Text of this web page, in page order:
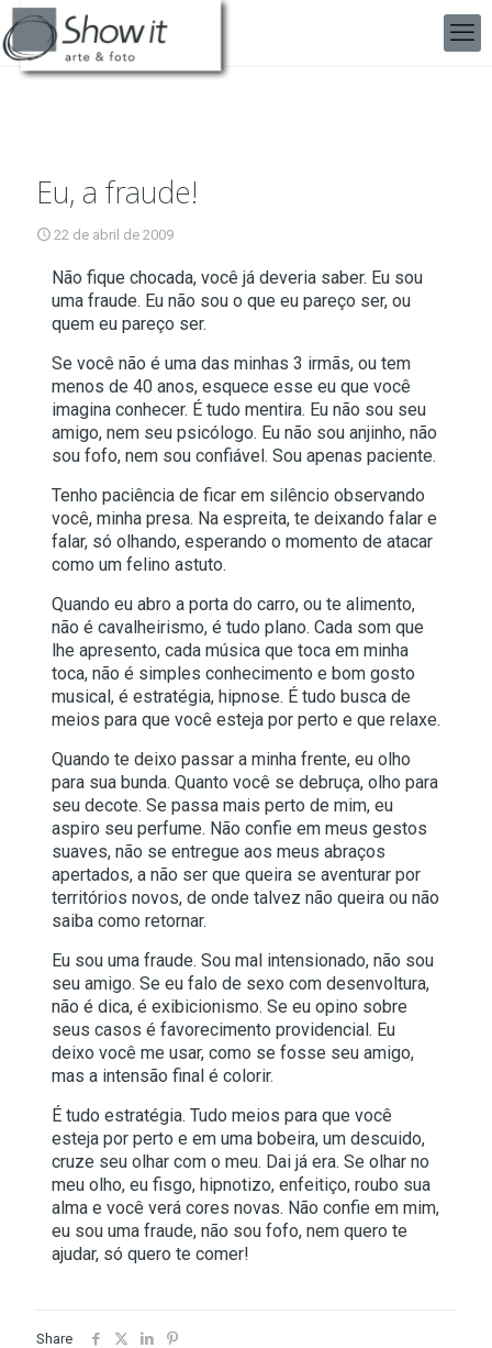
Eu, a fraude!
22 de abril de 2009
Não fique chocada, você já deveria saber. Eu sou
uma fraude. Eu não sou o que eu pareço ser, ou
quem eu pareço ser.
Se você não é uma das minhas 3 irmãs, ou tem
menos de 40 anos, esquece esse eu que você
imagina conhecer. É tudo mentira. Eu não sou seu
amigo, nem seu psicólogo. Eu não sou anjinho, não
sou fofo, nem sou confiável. Sou apenas paciente.
Tenho paciência de ficar em silêncio observando
você, minha presa. Na espreita, te deixando falar e
falar, só olhando, esperando o momento de atacar
como um felino astuto.
Quando eu abro a porta do carro, ou te alimento,
não é cavalheirismo, é tudo plano. Cada som que
lhe apresento, cada música que toca em minha
toca, não é simples conhecimento e bom gosto
musical, é estratégia, hipnose. É tudo busca de
meios para que você esteja por perto e que relaxe.
Quando te deixo passar a minha frente, eu olho
para sua bunda. Quanto você se debruça, olho para
seu decote. Se passa mais perto de mim, eu
aspiro seu perfume. Não confie em meus gestos
suaves, não se entregue aos meus abraços
apertados, a não ser que queira se aventurar por
territórios novos, de onde talvez não queira ou não
saiba como retornar.
Eu sou uma fraude. Sou mal intensionado, não sou
seu amigo. Se eu falo de sexo com desenvoltura,
não é dica, é exibicionismo. Se eu opino sobre
seus casos é favorecimento providencial. Eu
deixo você me usar, como se fosse seu amigo,
mas a intensão final é colorir.
É tudo estratégia. Tudo meios para que você
esteja por perto e em uma bobeira, um descuido,
cruze seu olhar com o meu. Dai já era. Se olhar no
meu olho, eu fisgo, hipnotizo, enfeitiço, roubo sua
alma e você verá cores novas. Não confie em mim,
eu sou uma fraude, não sou fofo, nem quero te
ajudar, só quero te comer!
Share